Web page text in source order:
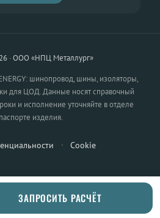
· ООО «НПЦ Металлург»
шинопровод, шины, изоляторы,
для ЦОД. Данные носят справочный
и исполнение уточняйте в отделе
изделия.
· Cookie
ЗАПРОСИТЬ РАСЧЁТ